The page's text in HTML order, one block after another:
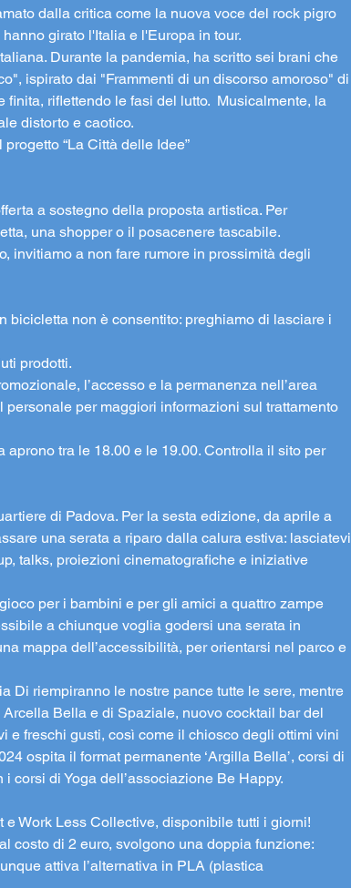
dalla critica come la nuova voce del rock pigro
girato l'Italia e l'Europa in tour.
Durante la pandemia, ha scritto sei brani che
ispirato dai "Frammenti di un discorso amoroso" di
riflettendo le fasi del lutto.  Musicalmente, la
distorto e caotico.
“La Città delle Idee”
a sostegno della proposta artistica. Per
una shopper o il posacenere tascabile.
invitiamo a non fare rumore in prossimità degli
bicicletta non è consentito: preghiamo di lasciare i
prodotti.
l’accesso e la permanenza nell’area
per maggiori informazioni sul trattamento
tra le 18.00 e le 19.00. Controlla il sito per
di Padova. Per la sesta edizione, da aprile a
una serata a riparo dalla calura estiva: lasciatevi
talks, proiezioni cinematografiche e iniziative
per i bambini e per gli amici a quattro zampe
a chiunque voglia godersi una serata in
mappa dell’accessibilità, per orientarsi nel parco e
Di riempiranno le nostre pance tutte le sere, mentre
Bella e di Spaziale, nuovo cocktail bar del
e freschi gusti, così come il chiosco degli ottimi vini
ospita il format permanente ‘Argilla Bella’, corsi di
corsi di Yoga dell’associazione Be Happy.
Work Less Collective, disponibile tutti i giorni!
costo di 2 euro, svolgono una doppia funzione:
attiva l’alternativa in PLA (plastica